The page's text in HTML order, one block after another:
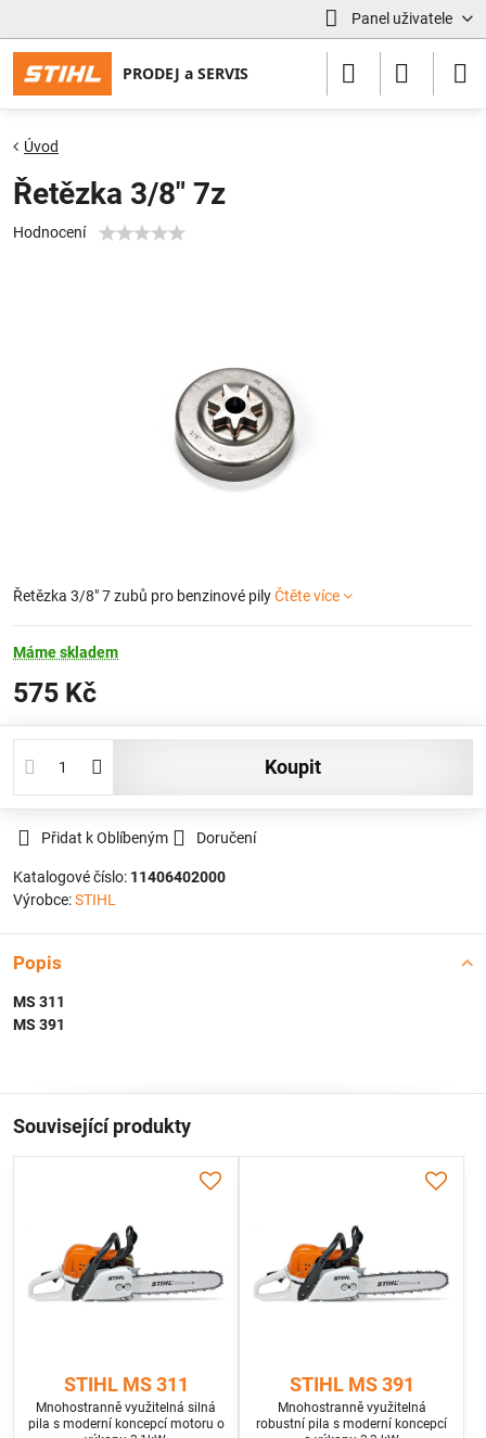
Panel uživatele
Úvod
Řetězka 3/8" 7z
Hodnocení
Řetězka 3/8" 7 zubů pro benzinové pilyČtěte více
Máme skladem
575 Kč
koupit
Přidat k Oblíbeným Doručení
Katalogové číslo: 11406402000
Výrobce:STIHL
Popis
MS 311
MS 391
Související produkty
STIHL MS 311
Mnohostranně využitelná silná
pila s moderní koncepcí motoru o
STIHL MS 391
Mnohostranně využitelná
robustní pila s moderní koncepcí